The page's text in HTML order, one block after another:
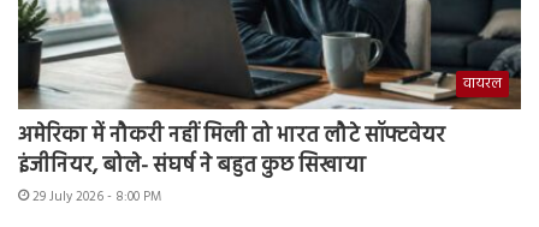
वायरल
अमेरिका में नौकरी नहीं मिली तो भारत लौटे सॉफ्टवेयर
इंजीनियर, बोले- संघर्ष ने बहुत कुछ सिखाया
29 July 2026 - 8:00 PM